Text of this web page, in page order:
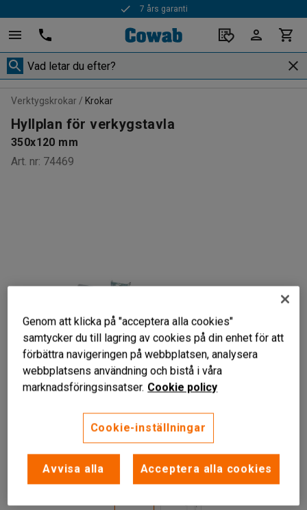
7 års garanti
Verktygskrokar Krokar
Hyllplan för verkygstavla
350x120 mm
Art. nr: 74469
Genom att klicka på "acceptera alla cookies"
samtycker du till lagring av cookies på din enhet för att
förbättra navigeringen på webbplatsen, analysera
webbplatsens användning och bistå i våra
marknadsföringsinsatser. Cookie policy
Cookie-inställningar
Avvisa alla Acceptera alla cookies